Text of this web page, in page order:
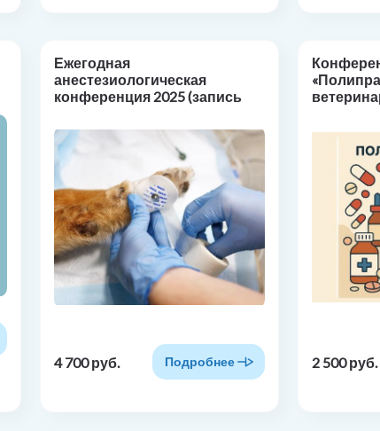
Ежегодная
анестезиологическая
конференция 2025 (запись
4 700 руб. Подробнее 2 500 руб.